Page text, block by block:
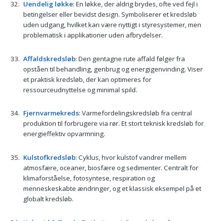
Uendelig løkke: En løkke, der aldrig brydes, ofte ved fejl i
betingelser eller bevidst design. Symboliserer et kredsløb
uden udgang, hvilket kan være nyttigt i styresystemer, men
problematisk i applikationer uden afbrydelser.
Affaldskredsløb: Den gentagne rute affald følger fra
opståen til behandling, genbrug og energigenvinding. Viser
et praktisk kredsløb, der kan optimeres for
ressourceudnyttelse og minimal spild.
Fjernvarmekreds: Varmefordelingskredsløb fra central
produktion til forbrugere via rør. Et stort teknisk kredsløb for
energieffektiv opvarmning.
Kulstofkredsløb: Cyklus, hvor kulstof vandrer mellem
atmosfære, oceaner, biosfære og sedimenter. Centralt for
klimaforståelse, fotosyntese, respiration og
menneskeskabte ændringer, og et klassisk eksempel på et
globalt kredsløb.